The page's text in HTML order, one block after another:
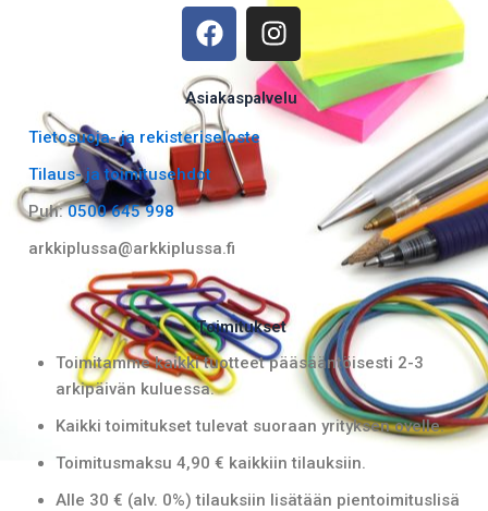
F
a
c
e
b
o
o
k
I
n
s
t
a
Asiakaspalvelu
Tietosuoja- ja rekisteriseloste
Tilaus- ja toimitusehdot
Puh:0500 645 998
arkkiplussa@arkkiplussa.fi
Toimitukset
Toimitamme kaikki tuotteet pääsääntöisesti 2-3
arkipäivän kuluessa.
Kaikki toimitukset tulevat suoraan yrityksen ovelle.
Toimitusmaksu 4,90 € kaikkiin tilauksiin.
Alle 30 € (alv. 0%) tilauksiin lisätään pientoimituslisä